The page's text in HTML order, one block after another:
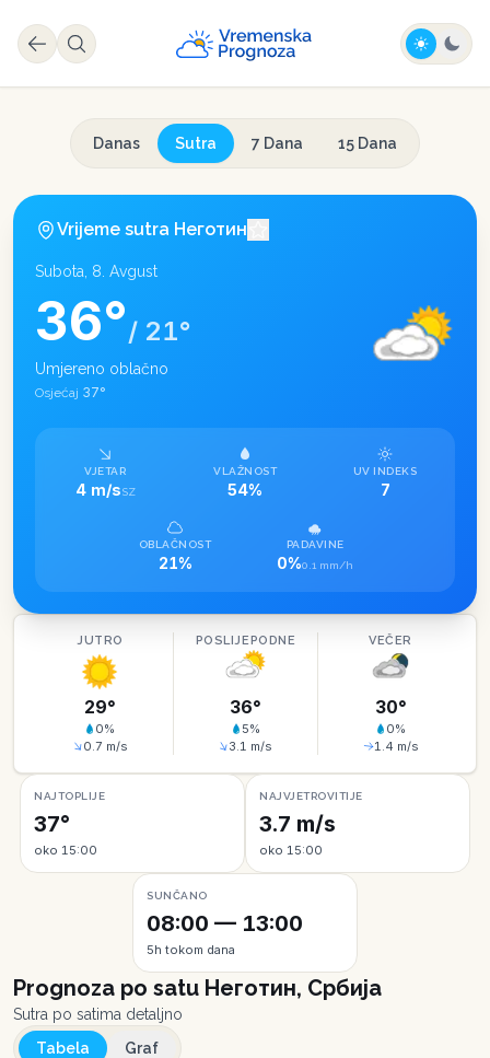
Danas Sutra 7 Dana 15 Dana
Vrijeme sutra Неготин
Subota, 8. Avgust
36°/ 21°
Umjereno oblačno
Osjećaj 37°
VJETAR
4 m/sSZ
VLAŽNOST
54%
UV INDEKS
7
OBLAČNOST
21%
PADAVINE
0%0.1 mm/h
JUTRO
29°
0%
0.7 m/s
POSLIJEPODNE
36°
5%
3.1 m/s
VEČER
30°
0%
1.4 m/s
NAJTOPLIJE
37°
oko 15:00
NAJVJETROVITIJE
3.7 m/s
oko 15:00
SUNČANO
08:00 — 13:00
5h tokom dana
Prognoza po satu Неготин, Србија
Sutra po satima detaljno
Tabela
Graf